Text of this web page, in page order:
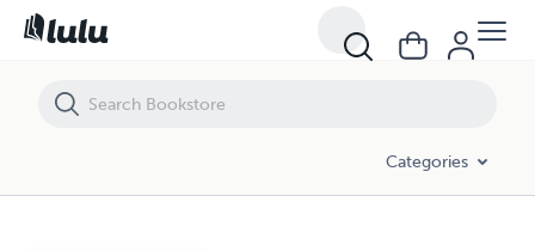
Categories
Impact Economique d'une manifestation sportive internationale: